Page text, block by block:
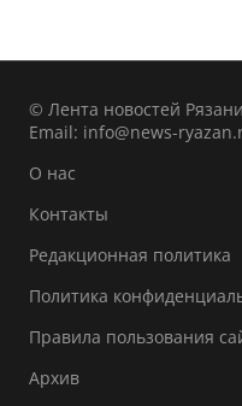
© Лента новостей Рязани
Email: info@news-
О нас
Контакты
Редакционная политика
Политика
Правила пользования
Архив